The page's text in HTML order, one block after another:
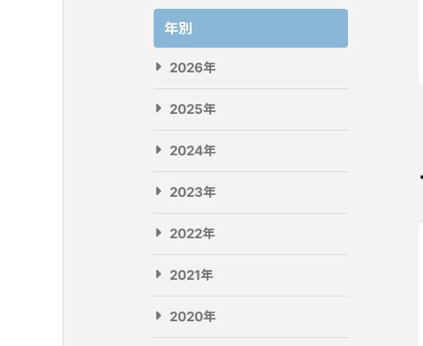
年別
2026年
2025年
2024年
2023年
2022年
2021年
2020年